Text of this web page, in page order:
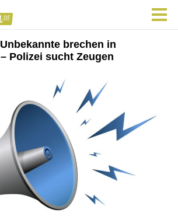
brechen in
Polizei sucht Zeugen